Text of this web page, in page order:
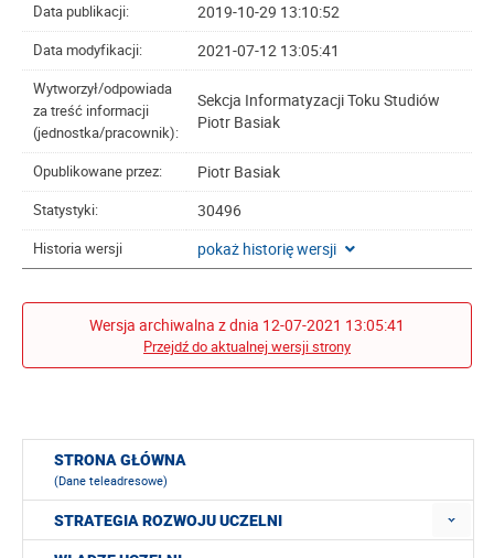
Data publikacji: 2019-10-29 13:10:52
Data modyfikacji: 2021-07-12 13:05:41
Wytworzył/odpowiada
za treść informacji
(jednostka/pracownik):
Sekcja Informatyzacji Toku Studiów
Piotr Basiak
Opublikowane przez: Piotr Basiak
Statystyki: 30496
Historia wersji pokaż historię wersji
Wersja archiwalna z dnia 12-07-2021 13:05:41
Przejdź do aktualnej wersji strony
STRONA GŁÓWNA
(Dane teleadresowe)
STRATEGIA ROZWOJU UCZELNI